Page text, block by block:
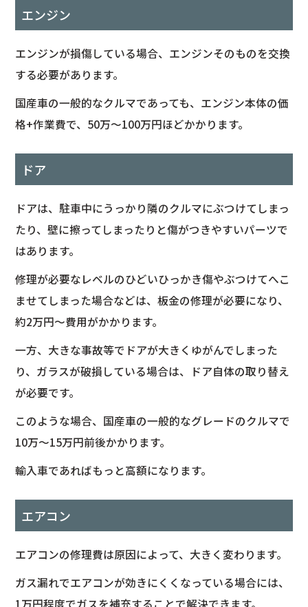
エンジン
エンジンが損傷している場合、エンジンそのものを交換
する必要があります。
国産車の一般的なクルマであっても、エンジン本体の価
格+作業費で、50万～100万円ほどかかります。
ドア
ドアは、駐車中にうっかり隣のクルマにぶつけてしまっ
たり、壁に擦ってしまったりと傷がつきやすいパーツで
はあります。
修理が必要なレベルのひどいひっかき傷やぶつけてへこ
ませてしまった場合などは、板金の修理が必要になり、
約2万円～費用がかかります。
一方、大きな事故等でドアが大きくゆがんでしまった
り、ガラスが破損している場合は、ドア自体の取り替え
が必要です。
このような場合、国産車の一般的なグレードのクルマで
10万～15万円前後かかります。
輸入車であればもっと高額になります。
エアコン
エアコンの修理費は原因によって、大きく変わります。
ガス漏れでエアコンが効きにくくなっている場合には、
1万円程度でガスを補充することで解決できます。